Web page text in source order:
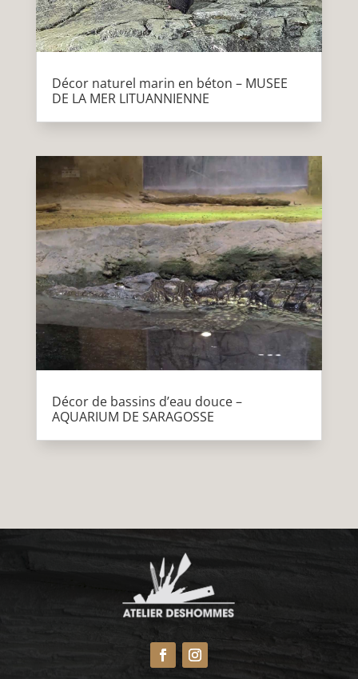
Décor naturel marin en béton – MUSEE
DE LA MER LITUANNIENNE
Décor de bassins d’eau douce –
AQUARIUM DE SARAGOSSE